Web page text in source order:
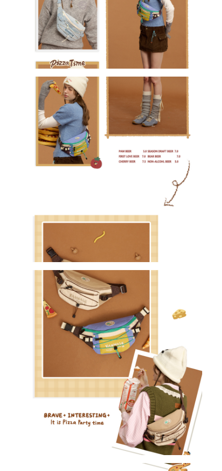
建立專屬帳號
只要再完成幾個步驟，即可完成帳號的註冊程序，
我 要 註 冊